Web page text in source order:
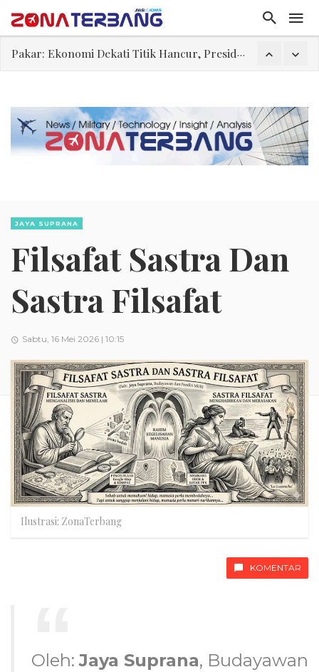
Pakar: Ekonomi Dekati Titik Hancur, Presiden: Tekanan Asing Jadi Pemicu Krisis
Abdul El-Sayed Selangkah Lagi Menuju Senat AS
Tiongkok Pamerkan Jet Pembom H-6N
Masuki Fase Penting, Ini Posisi Iran, AS, dan Oman dalam Perjanjian Selat Hormuz
JAYA SUPRANA
Filsafat Sastra Dan
Sastra Filsafat
Sabtu, 16 Mei 2026 | 10:15
Ilustrasi: ZonaTerbang
KOMENTAR
Oleh:Jaya Suprana, Budayawan